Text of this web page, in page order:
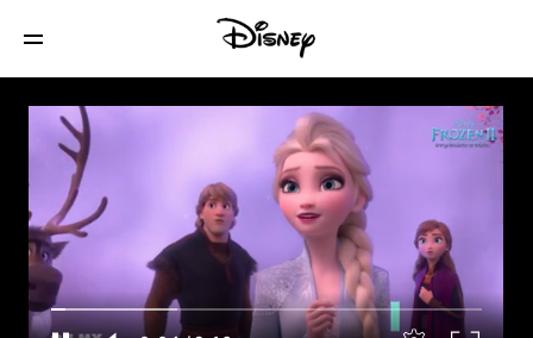
Let's Talk Disney: Why We Love Elsa and
Anna